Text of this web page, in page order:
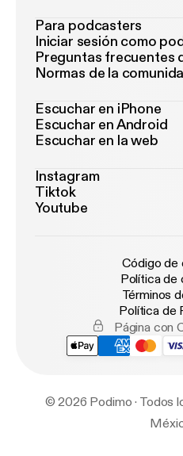
Para podcasters
Iniciar sesión como
Preguntas frecuentes
Normas de la
Escuchar en iPhone
Escuchar en Android
Escuchar en la web
Instagram
Tiktok
Youtube
Código de
Política de
Términos
Política de
Página con
© 2026 Podimo · Todos